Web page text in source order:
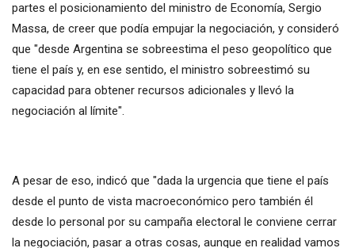
partes el posicionamiento del ministro de Economía, Sergio
Massa, de creer que podía empujar la negociación, y consideró
que "desde Argentina se sobreestima el peso geopolítico que
tiene el país y, en ese sentido, el ministro sobreestimó su
capacidad para obtener recursos adicionales y llevó la
negociación al límite".
A pesar de eso, indicó que "dada la urgencia que tiene el país
desde el punto de vista macroeconómico pero también él
desde lo personal por su campaña electoral le conviene cerrar
la negociación, pasar a otras cosas, aunque en realidad vamos